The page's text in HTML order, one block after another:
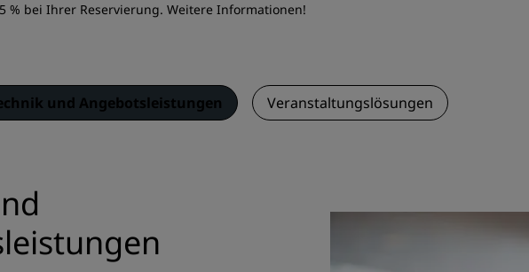
Digitale Services
Radisson Hotels App
% bei Ihrer Reservierung. Weitere Informationen!
und Angebotsleistungen Veranstaltungslösungen